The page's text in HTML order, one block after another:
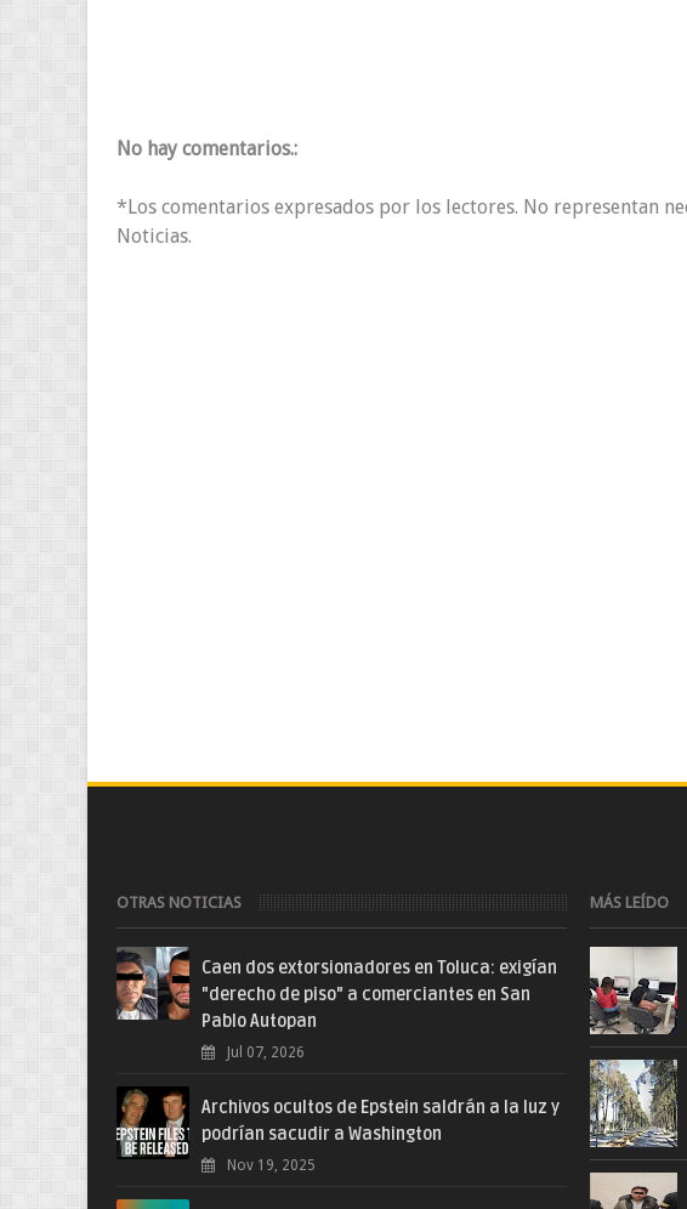
No hay comentarios.:
*Los comentarios expresados por los lectores. No representan
Noticias.
OTRAS NOTICIAS
Caen dos extorsionadores en Toluca: exigían
"derecho de piso" a comerciantes en San
Pablo Autopan
Jul 07, 2026
Archivos ocultos de Epstein saldrán a la luz y
podrían sacudir a Washington
Nov 19, 2025
MÁS LEÍDO